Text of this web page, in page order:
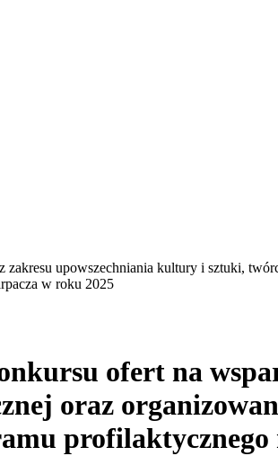
upowszechniania kultury i sztuki,
w roku 2025
ofert na
oraz